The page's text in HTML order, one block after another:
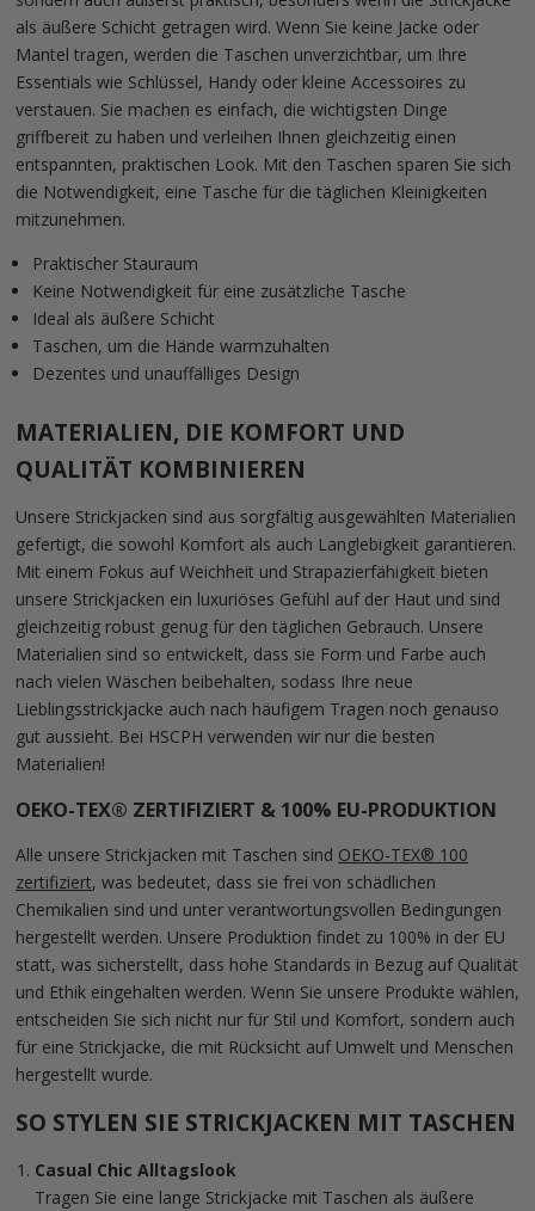
als äußere Schicht getragen wird. Wenn Sie keine Jacke oder
Mantel tragen, werden die Taschen unverzichtbar, um Ihre
Essentials wie Schlüssel, Handy oder kleine Accessoires zu
verstauen. Sie machen es einfach, die wichtigsten Dinge
griffbereit zu haben und verleihen Ihnen gleichzeitig einen
entspannten, praktischen Look. Mit den Taschen sparen Sie sich
die Notwendigkeit, eine Tasche für die täglichen Kleinigkeiten
mitzunehmen.
Praktischer Stauraum
Keine Notwendigkeit für eine zusätzliche Tasche
Ideal als äußere Schicht
Taschen, um die Hände warmzuhalten
Dezentes und unauffälliges Design
MATERIALIEN, DIE KOMFORT UND
QUALITÄT KOMBINIEREN
Unsere Strickjacken sind aus sorgfältig ausgewählten Materialien
gefertigt, die sowohl Komfort als auch Langlebigkeit garantieren.
Mit einem Fokus auf Weichheit und Strapazierfähigkeit bieten
unsere Strickjacken ein luxuriöses Gefühl auf der Haut und sind
gleichzeitig robust genug für den täglichen Gebrauch. Unsere
Materialien sind so entwickelt, dass sie Form und Farbe auch
nach vielen Wäschen beibehalten, sodass Ihre neue
Lieblingsstrickjacke auch nach häufigem Tragen noch genauso
gut aussieht. Bei HSCPH verwenden wir nur die besten
Materialien!
OEKO-TEX® ZERTIFIZIERT & 100% EU-PRODUKTION
Alle unsere Strickjacken mit Taschen sind OEKO-TEX® 100
zertifiziert, was bedeutet, dass sie frei von schädlichen
Chemikalien sind und unter verantwortungsvollen Bedingungen
hergestellt werden. Unsere Produktion findet zu 100% in der EU
statt, was sicherstellt, dass hohe Standards in Bezug auf Qualität
und Ethik eingehalten werden. Wenn Sie unsere Produkte wählen,
entscheiden Sie sich nicht nur für Stil und Komfort, sondern auch
für eine Strickjacke, die mit Rücksicht auf Umwelt und Menschen
hergestellt wurde.
SO STYLEN SIE STRICKJACKEN MIT TASCHEN
Casual Chic Alltagslook
Tragen Sie eine lange Strickjacke mit Taschen als äußere